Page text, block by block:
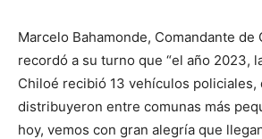
Marcelo Bahamonde, Comandante de
recordó a su turno que “el año 2023,
Chiloé recibió 13 vehículos policiales,
distribuyeron entre comunas más
hoy, vemos con gran alegría que